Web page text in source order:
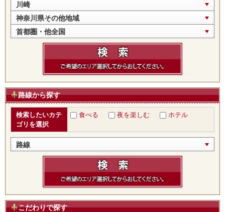
川崎
神奈川県その他地域
首都圏・他全国
路線から探す
検索したいカテ
ゴリを選択
食べる 夜を楽しむ ホテル
路線
こだわりで探す